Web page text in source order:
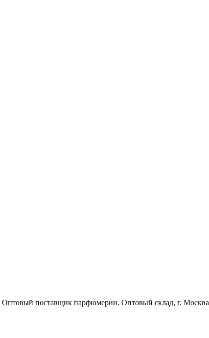
Оптовый поставщик парфюмерии. Оптовый склад, г. Москва